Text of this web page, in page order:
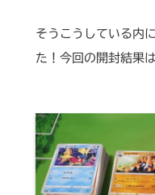
そうこうしている内
た！今回の開封結果